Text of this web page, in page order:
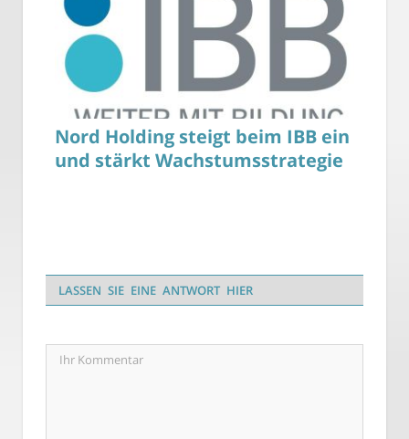
Nord Holding steigt beim IBB ein
und stärkt Wachstumsstrategie
LASSEN SIE EINE ANTWORT HIER